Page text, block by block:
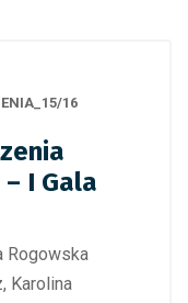
16
I Gala
Rogowska
Karolina